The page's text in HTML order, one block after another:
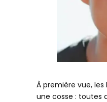
À première vue,
une cosse : toutes